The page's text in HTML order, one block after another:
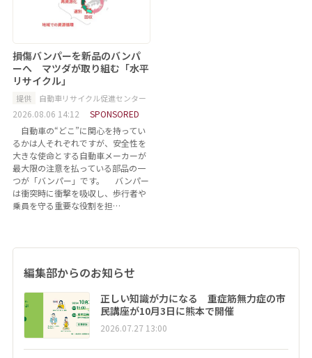
損傷バンパーを新品のバンパ
ーへ マツダが取り組む「水平
リサイクル」
提供 自動車リサイクル促進センター
2026.08.06 14:12
SPONSORED
自動車の“どこ”に関心を持ってい
るかは人それぞれですが、安全性を
大きな使命とする自動車メーカーが
最大限の注意を払っている部品の一
つが「バンパー」です。 バンパー
は衝突時に衝撃を吸収し、歩行者や
乗員を守る重要な役割を担…
編集部からのお知らせ
正しい知識が力になる 重症筋無力症の市
民講座が10月3日に熊本で開催
2026.07.27 13:00